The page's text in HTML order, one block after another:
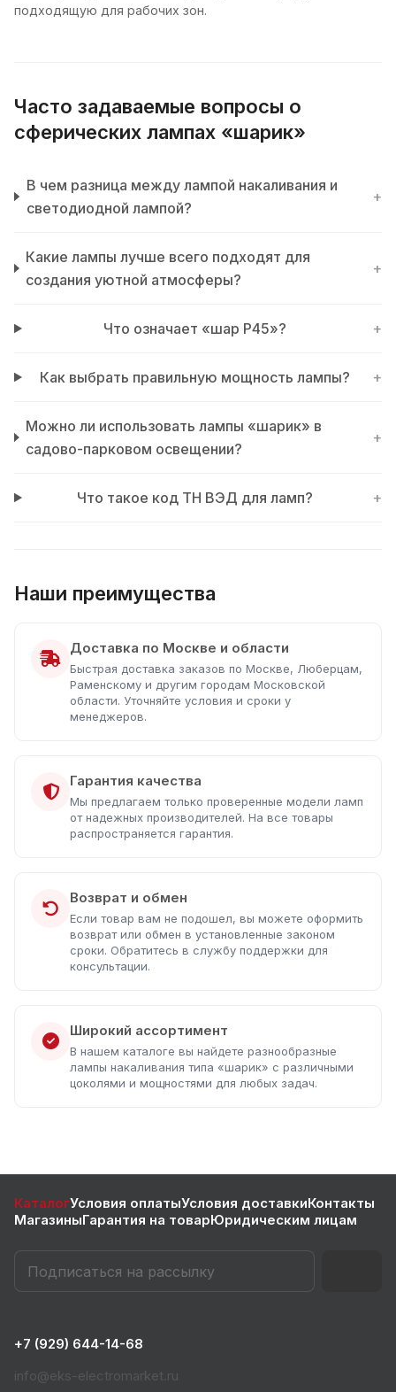
подходящую для рабочих зон.
Часто задаваемые вопросы о
сферических лампах «шарик»
В чем разница между лампой накаливания и
светодиодной лампой?
+
Какие лампы лучше всего подходят для
создания уютной атмосферы?
+
Что означает «шар P45»? +
Как выбрать правильную мощность лампы? +
Можно ли использовать лампы «шарик» в
садово-парковом освещении?
+
Что такое код ТН ВЭД для ламп? +
Наши преимущества
Доставка по Москве и области
Быстрая доставка заказов по Москве, Люберцам,
Раменскому и другим городам Московской
области. Уточняйте условия и сроки у
менеджеров.
Гарантия качества
Мы предлагаем только проверенные модели ламп
от надежных производителей. На все товары
распространяется гарантия.
Возврат и обмен
Если товар вам не подошел, вы можете оформить
возврат или обмен в установленные законом
сроки. Обратитесь в службу поддержки для
консультации.
Широкий ассортимент
В нашем каталоге вы найдете разнообразные
лампы накаливания типа «шарик» с различными
цоколями и мощностями для любых задач.
КаталогУсловия оплатыУсловия доставкиКонтакты
МагазиныГарантия на товарЮридическим лицам
+7 (929) 644-14-68
info@eks-electromarket.ru